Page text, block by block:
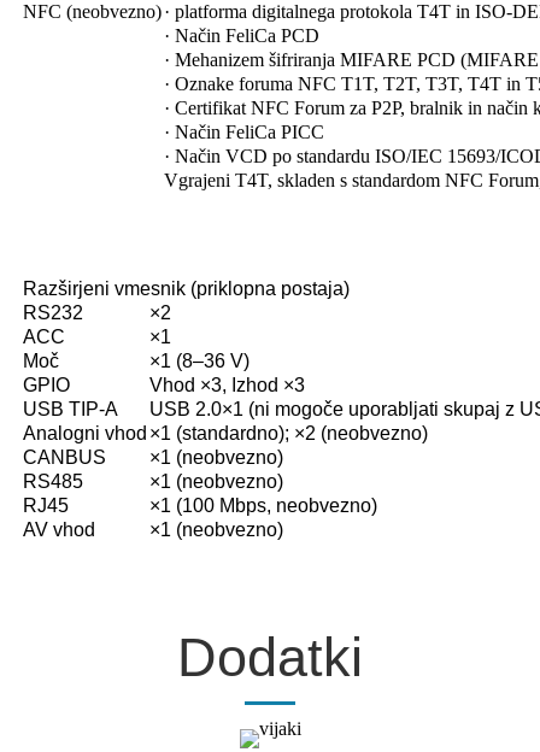
NFC (neobvezno)· platforma digitalnega protokola T4T in ISO-
· Način FeliCa PCD
· Mehanizem šifriranja MIFARE PCD
· Oznake foruma NFC T1T, T2T, T3T, T4T in
· Certifikat NFC Forum za P2P, bralnik in način
· Način FeliCa PICC
· Način VCD po standardu ISO/IEC 15693/
Vgrajeni T4T, skladen s standardom NFC
Razširjeni vmesnik (priklopna postaja)
RS232
×2
ACC
×1
Moč
×1 (8–36 V)
GPIO
Vhod ×3, Izhod ×3
USB TIP-A
USB 2.0×1 (ni mogoče uporabljati skupaj z
Analogni vhod ×1 (standardno); ×2 (neobvezno)
CANBUS
×1 (neobvezno)
RS485
×1 (neobvezno)
RJ45
×1 (100 Mbps, neobvezno)
AV vhod
×1 (neobvezno)
Dodatki